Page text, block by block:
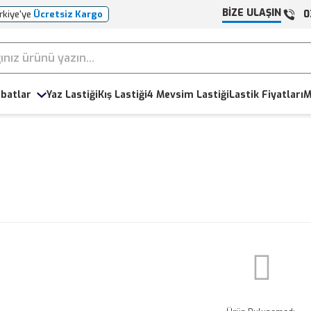
Ücretsiz Kargo BİZE ULAŞIN
Yaz LastiğiKış Lastiği4 Mevsim LastiğiLastik Fiyatları